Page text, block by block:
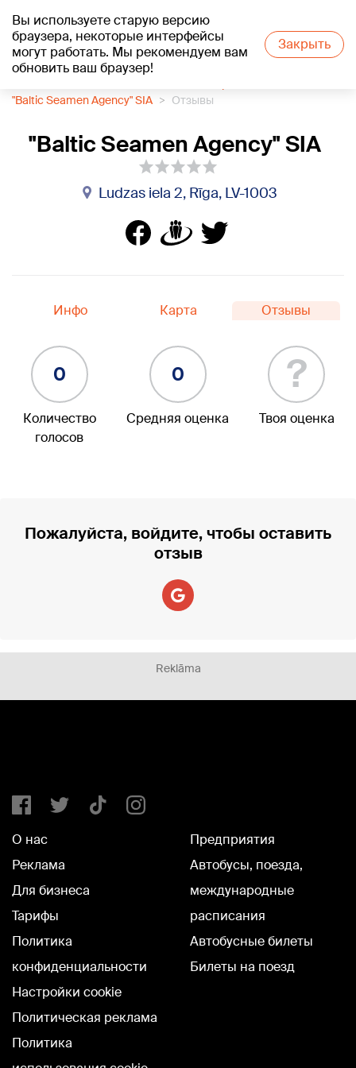
Вы используете старую версию
браузера, некоторые интерфейсы
могут работать. Мы рекомендуем вам
обновить ваш браузер!
Закрыть
+18°C
"Baltic Seamen Agency" SIA
Отзывы
"Baltic Seamen Agency" SIA
Ludzas iela 2, Rīga, LV-1003
Инфо Карта Отзывы
0
Количество
голосов
0
Средняя оценка
?
Твоя оценка
Пожалуйста, войдите, чтобы оставить
отзыв
Reklāma
О нас
Реклама
Для бизнеса
Тарифы
Политика
конфиденциальности
Настройки cookie
Политическая реклама
Политика
Предприятия
Автобусы, поезда,
международные
расписания
Автобусные билеты
Билеты на поезд